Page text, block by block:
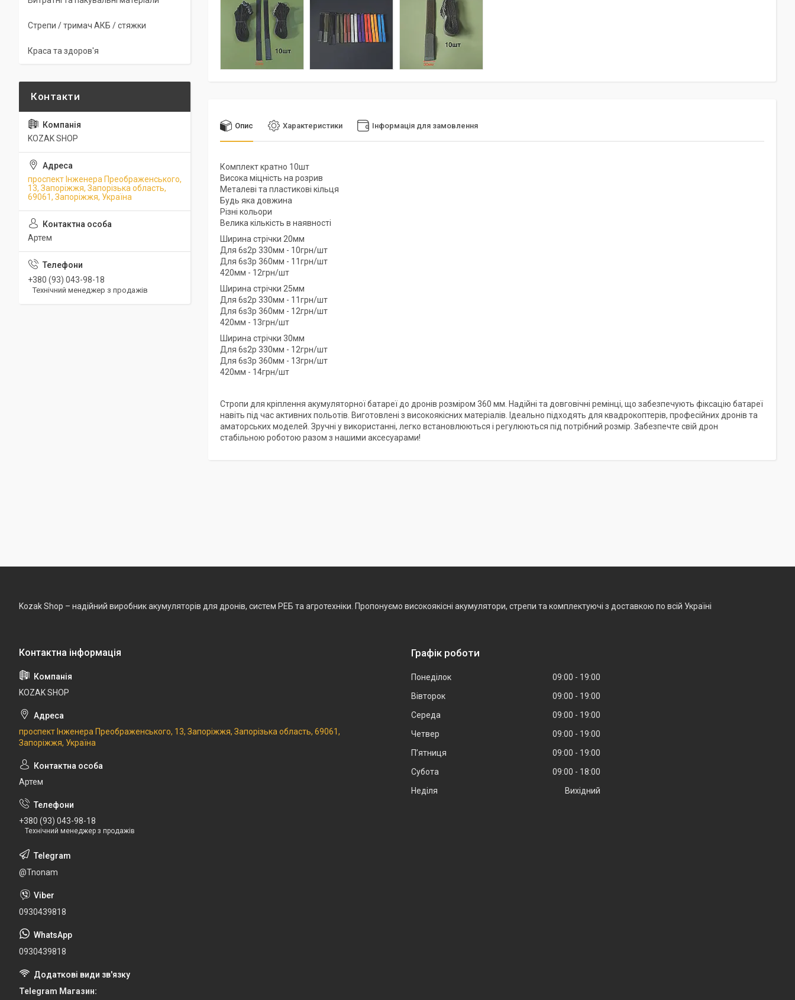
Опис Характеристики Інформація для замовлення
Комплект кратно 10шт
Висока міцність на розрив
Металеві та пластикові кільця
Будь яка довжина
Різні кольори
Велика кількість в наявності
Ширина стрічки 20мм
Для 6s2p 330мм - 10грн/шт
Для 6s3p 360мм - 11грн/шт
420мм - 12грн/шт
Ширина стрічки 25мм
Для 6s2p 330мм - 11грн/шт
Для 6s3p 360мм - 12грн/шт
420мм - 13грн/шт
Ширина стрічки 30мм
Для 6s2p 330мм - 12грн/шт
Для 6s3p 360мм - 13грн/шт
420мм - 14грн/шт
Стропи для кріплення акумуляторної батареї до дронів розміром 360 мм. Надійні та довговічні ремінці, що забезпечують фіксацію батареї
навіть під час активних польотів. Виготовлені з високоякісних матеріалів. Ідеально підходять для квадрокоптерів, професійних дронів та
аматорських моделей. Зручні у використанні, легко встановлюються і регулюються під потрібний розмір. Забезпечте свій дрон
стабільною роботою разом з нашими аксесуарами!
Стрепи / тримач АКБ / стяжки
Краса та здоров'я
KOZAK SHOP
проспект Інженера Преображенського,
13, Запоріжжя, Запорізька область,
69061, Запоріжжя, Україна
Артем
+380 (93) 043-98-18
Технічний менеджер з продажів
Kozak Shop – надійний виробник акумуляторів для дронів, систем РЕБ та агротехніки. Пропонуємо високоякісні акумулятори, стрепи та комплектуючі з доставкою по всій Україні
KOZAK SHOP
проспект Інженера Преображенського, 13, Запоріжжя, Запорізька область, 69061,
Запоріжжя, Україна
Артем
+380 (93) 043-98-18
Технічний менеджер з продажів
@Tnonam
0930439818
0930439818
Telegram Магазин
Графік роботи
Понеділок 09:00
19:00
Вівторок
09:00
19:00
Середа
09:00
19:00
Четвер
09:00
19:00
Пʼятниця
09:00
19:00
Субота
09:00
18:00
Неділя
Вихідний